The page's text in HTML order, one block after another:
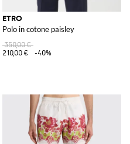
ETRO
Polo in cotone paisley
350,00 €
210,00 €
-40%